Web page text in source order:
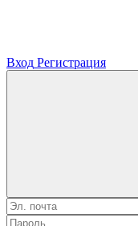
Вход Регистрация